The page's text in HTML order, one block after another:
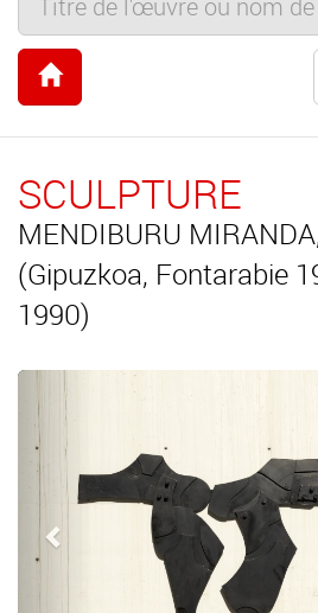
SCULPTURE
MENDIBURU
(Gipuzkoa, Fontarabie
1990)
Précédent